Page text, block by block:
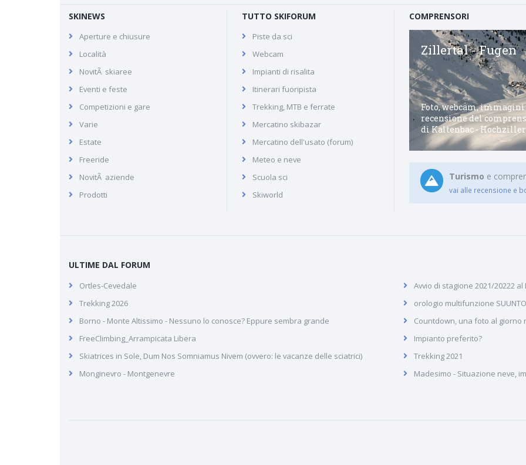
SKINEWS
Aperture e chiusure
Località
NovitÃ skiaree
Eventi e feste
Competizioni e gare
Varie
Estate
Freeride
NovitÃ aziende
Prodotti
TUTTO SKIFORUM
Piste da sci
Webcam
Impianti di risalita
Itinerari fuoripista
Trekking, MTB e ferrate
Mercatino skibazar
Mercatino dell'usato (forum)
Meteo e neve
Scuola sci
Skiworld
COMPRENSORI
Val di Fassa
Comprensorio sciistico della
San Vito di Cadore
Vito di Cadore nel Val Boite
Zillertal - Fugen
Foto, webcam, immagini
recensione del
di Kaltenbac -
Turismo e
vai alle recensione e
ULTIME DAL FORUM
Ortles-Cevedale
Trekking 2026
Borno - Monte Altissimo - Nessuno lo conosce? Eppure sembra grande
FreeClimbing_Arrampicata Libera
Skiatrices in Sole, Dum Nos Somniamus Nivem (ovvero: le vacanze delle sciatrici)
Monginevro - Montgenevre
Avvio di stagione 2021/20222
orologio multifunzione SUUNTO
Countdown, una foto al giorno
Impianto preferito?
Trekking 2021
Madesimo - Situazione neve,